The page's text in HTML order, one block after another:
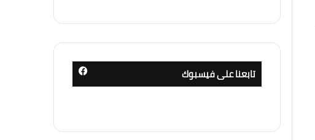
تابعنا على فيسبوك